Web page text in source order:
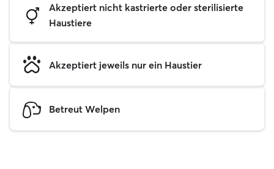
Akzeptiert nicht kastrierte oder sterilisierte
Haustiere
Akzeptiert jeweils nur ein Haustier
Betreut Welpen